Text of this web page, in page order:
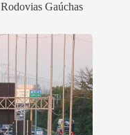
Rodovias Gaúchas